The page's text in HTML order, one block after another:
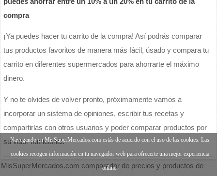
compra
¡Ya puedes hacer tu carrito de la compra! Así podrás comparar
tus productos favoritos de manera más fácil, úsado y compara tu
carrito en diferentes supermercados para ahorrarte el máximo
dinero.
Y no te olvides de volver pronto, próximamente vamos a
incorporar un sistema de opiniones, escribir tus recetas y
compartirlas con otros usuarios y poder comparar productos por
su valor nutricional.
MisSuperMercados.com comparador de precios y productos de
Navegando en MisSuperMercados.com estás de acuerdo con el uso de las cookies. Las
cookies recogen información en tu navegador web para ofrecerte una mejor experiencia
online.